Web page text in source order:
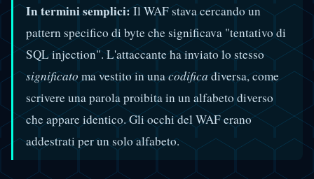
In termini semplici:Il WAF stava cercando un
pattern specifico di byte che significava "tentativo di
SQL injection". L'attaccante ha inviato lo stesso
significato ma vestito in unacodificadiversa, come
scrivere una parola proibita in un alfabeto diverso
che appare identico. Gli occhi del WAF erano
addestrati per un solo alfabeto.